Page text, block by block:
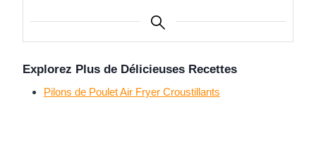
Explorez Plus de Délicieuses Recettes
Pilons de Poulet Air Fryer Croustillants